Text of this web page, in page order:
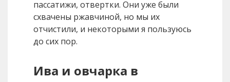
пассатижи, отвертки. Они уже были
схвачены ржавчиной, но мы их
отчистили, и некоторыми я пользуюсь
до сих пор.
Ива и овчарка в